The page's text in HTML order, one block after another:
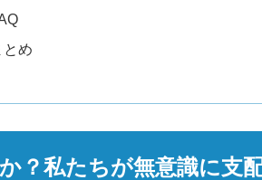
とめ
？私たちが無意識に支